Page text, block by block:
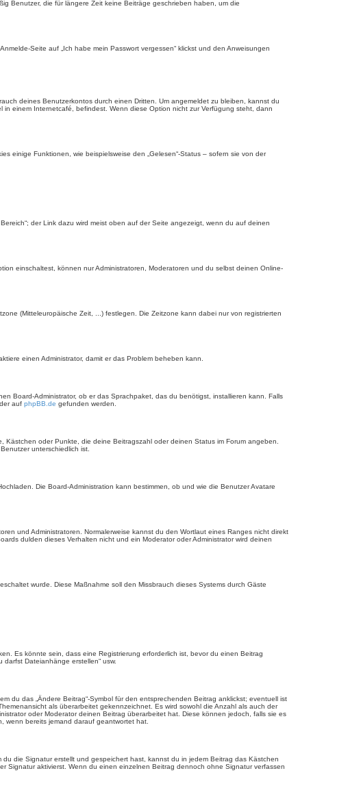
Benutzer, die für längere Zeit keine Beiträge geschrieben haben, um die
Seite auf „Ich habe mein Passwort vergessen“ klickst und den Anweisungen
deines Benutzerkontos durch einen Dritten. Um angemeldet zu bleiben, kannst du
in einem Internetcafé, befindest. Wenn diese Option nicht zur Verfügung steht, dann
einige Funktionen, wie beispielsweise den „Gelesen“-Status – sofern sie von der
der Link dazu wird meist oben auf der Seite angezeigt, wenn du auf deinen
einschaltest, können nur Administratoren, Moderatoren und du selbst deinen Online-
(Mitteleuropäische Zeit, ...) festlegen. Die Zeitzone kann dabei nur von registrierten
einen Administrator, damit er das Problem beheben kann.
Board-Administrator, ob er das Sprachpaket, das du benötigst, installieren kann. Falls
auf phpBB.de gefunden werden.
oder Punkte, die deine Beitragszahl oder deinen Status im Forum angeben.
unterschiedlich ist.
Die Board-Administration kann bestimmen, ob und wie die Benutzer Avatare
und Administratoren. Normalerweise kannst du den Wortlaut eines Ranges nicht direkt
dulden dieses Verhalten nicht und ein Moderator oder Administrator wird deinen
wurde. Diese Maßnahme soll den Missbrauch dieses Systems durch Gäste
Es könnte sein, dass eine Registrierung erforderlich ist, bevor du einen Beitrag
Dateianhänge erstellen“ usw.
du das „Ändere Beitrag“-Symbol für den entsprechenden Beitrag anklickst; eventuell ist
als überarbeitet gekennzeichnet. Es wird sowohl die Anzahl als auch der
oder Moderator deinen Beitrag überarbeitet hat. Diese können jedoch, falls sie es
wenn bereits jemand darauf geantwortet hat.
die Signatur erstellt und gespeichert hast, kannst du in jedem Beitrag das Kästchen
Signatur aktivierst. Wenn du einen einzelnen Beitrag dennoch ohne Signatur verfassen